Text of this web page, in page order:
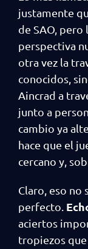
justamente
de SAO,
perspectiva
otra vez la
conocidos,
Aincrad a
junto a
cambio ya
hace que el
cercano y,
Claro, eso no
perfecto.
aciertos
tropiezos